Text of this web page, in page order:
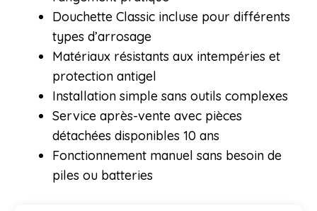
Douchette Classic incluse pour différents
types d’arrosage
Matériaux résistants aux intempéries et
protection antigel
Installation simple sans outils complexes
Service après-vente avec pièces
détachées disponibles 10 ans
Fonctionnement manuel sans besoin de
piles ou batteries